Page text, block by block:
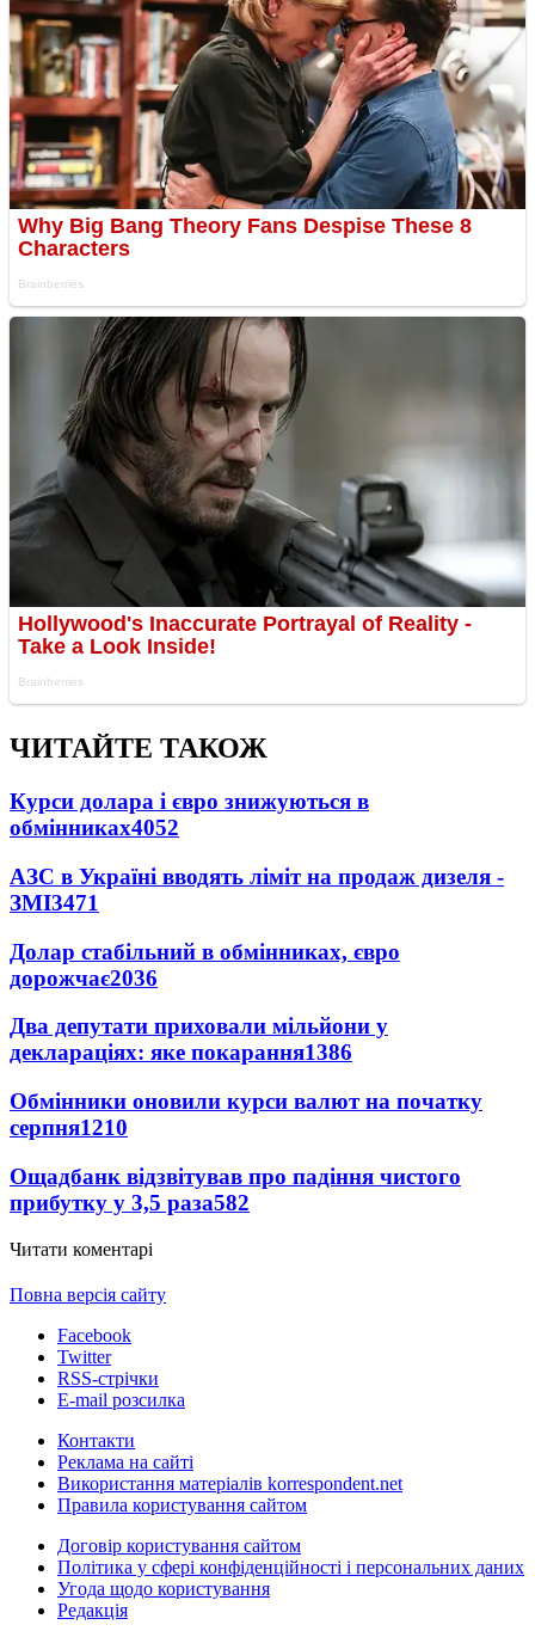
ЧИТАЙТЕ ТАКОЖ
Курси долара і євро знижуються в
обмінниках4052
АЗС в Україні вводять ліміт на продаж дизеля -
ЗМІ3471
Долар стабільний в обмінниках, євро
дорожчає2036
Два депутати приховали мільйони у
деклараціях: яке покарання1386
Обмінники оновили курси валют на початку
серпня1210
Ощадбанк відзвітував про падіння чистого
прибутку у 3,5 раза582
Читати коментарі
Повна версія сайту
Facebook
Twitter
RSS-стрічки
E-mail розсилка
Контакти
Реклама на сайті
Використання матеріалів korrespondent.net
Правила користування сайтом
Договір користування сайтом
Політика у сфері конфіденційності і персональних даних
Угода щодо користування
Редакція